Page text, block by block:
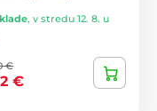
, v stredu 12. 8. u
€
€